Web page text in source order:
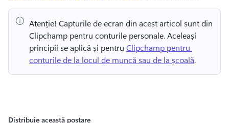
Atenție! Capturile de ecran din acest articol sunt din
Clipchamp pentru conturile personale. Aceleași
principii se aplică și pentru Clipchamp pentru
conturile de la locul de muncă sau de la școală.
Distribuie această postare